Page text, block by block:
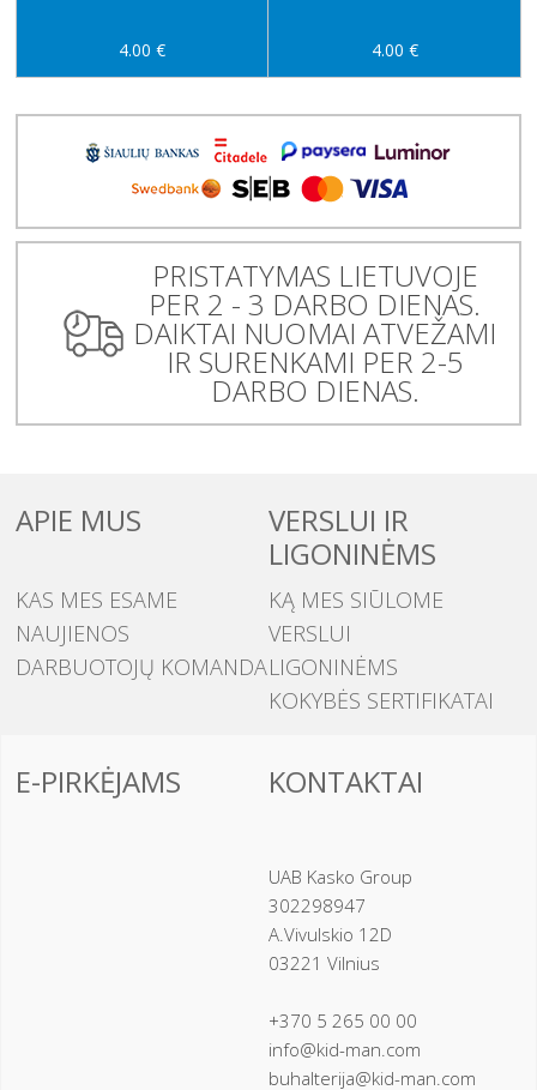
4.00 € 4.00 €
PRISTATYMAS LIETUVOJE
PER 2 - 3 DARBO DIENAS.
DAIKTAI NUOMAI ATVEŽAMI
IR SURENKAMI PER 2-5
DARBO DIENAS.
APIE MUS
KAS MES ESAME
NAUJIENOS
DARBUOTOJŲ KOMANDA
VERSLUI IR
LIGONINĖMS
KĄ MES SIŪLOME
VERSLUI
LIGONINĖMS
KOKYBĖS SERTIFIKATAI
E-PIRKĖJAMS KONTAKTAI
UAB Kasko Group
302298947
A.Vivulskio 12D
03221 Vilnius
+370 5 265 00 00
info@kid-man.com
buhalterija@kid-man.com